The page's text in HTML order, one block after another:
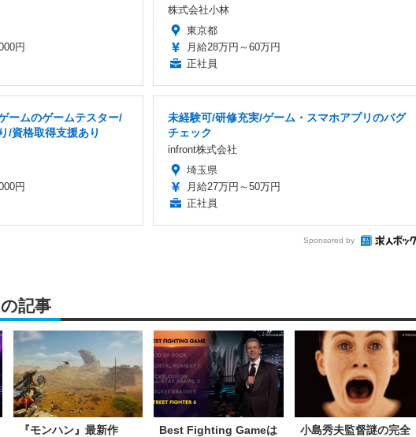
円
株式会社小林
東京都
月給28万円～60万円
正社員
ームのゲームテスター/
/資格取得支援あり
円
未経験可/研修充実/ゲーム・スマホアプリのバグ
チェック
infront株式会社
埼玉県
月給27万円～50万円
正社員
Sponsored by
記事
『モンハン』最新作
Best Fighting Gameは
小島秀夫監督謎の完全